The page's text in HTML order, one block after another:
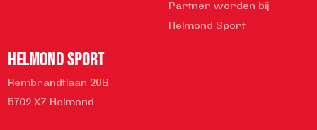
Partner worden bij
Helmond Sport
HELMOND SPORT
Rembrandtlaan 26B
5702 XZ Helmond